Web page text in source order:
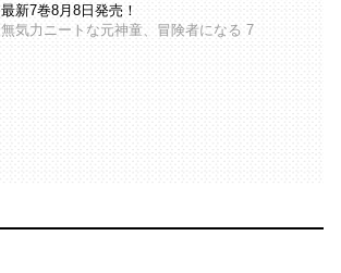
最新7巻8月8日発売！
無気力ニートな元神童、冒険者になる 7